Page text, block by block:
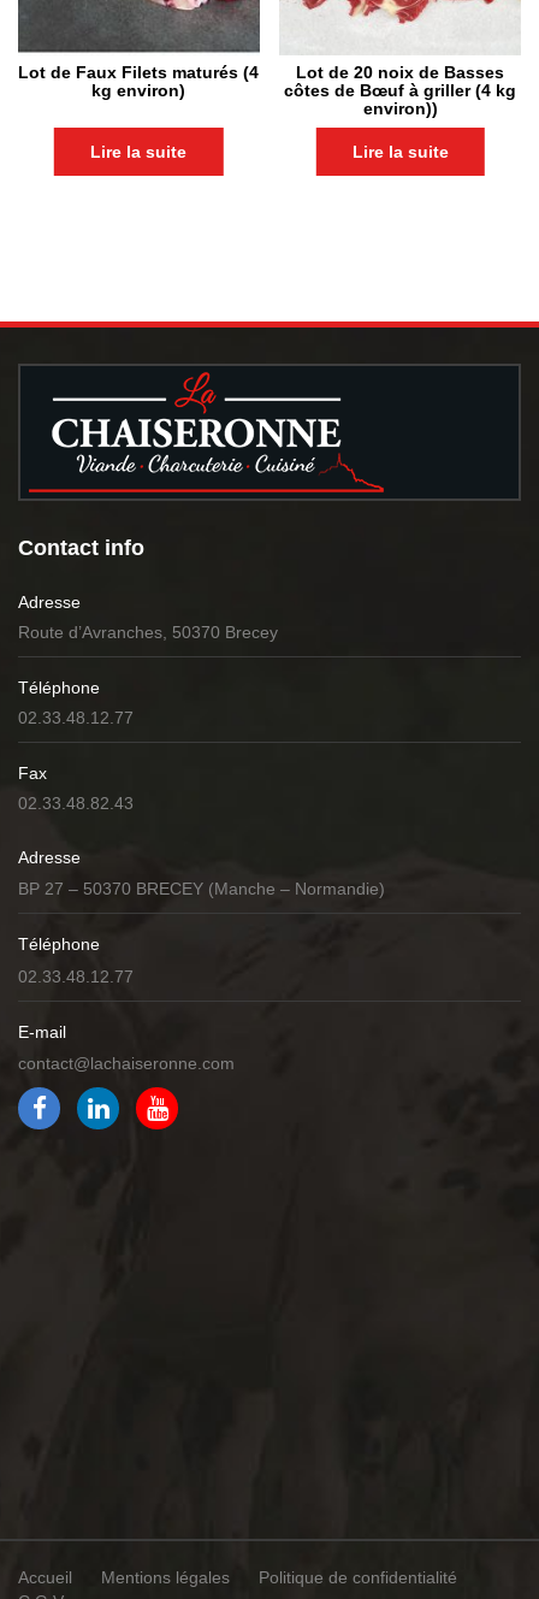
Lot de Faux Filets maturés (4
kg environ)
Lire la suite
Lot de 20 noix de Basses
côtes de Bœuf à griller (4 kg
environ))
Lire la suite
Contact info
Adresse
Route d’Avranches, 50370 Brecey
Téléphone
02.33.48.12.77
Fax
02.33.48.82.43
Adresse
BP 27 – 50370 BRECEY (Manche – Normandie)
Téléphone
02.33.48.12.77
E-mail
contact@lachaiseronne.com
Accueil Mentions légales
Politique de confidentialité